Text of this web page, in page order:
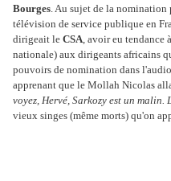
Bourges. Au sujet de la nomination
télévision de service publique en
dirigeait le CSA, avoir eu tendance
nationale) aux dirigeants africains
pouvoirs de nomination dans
apprenant que le Mollah Nicolas
voyez, Hervé, Sarkozy est un
vieux singes (même morts) qu'on